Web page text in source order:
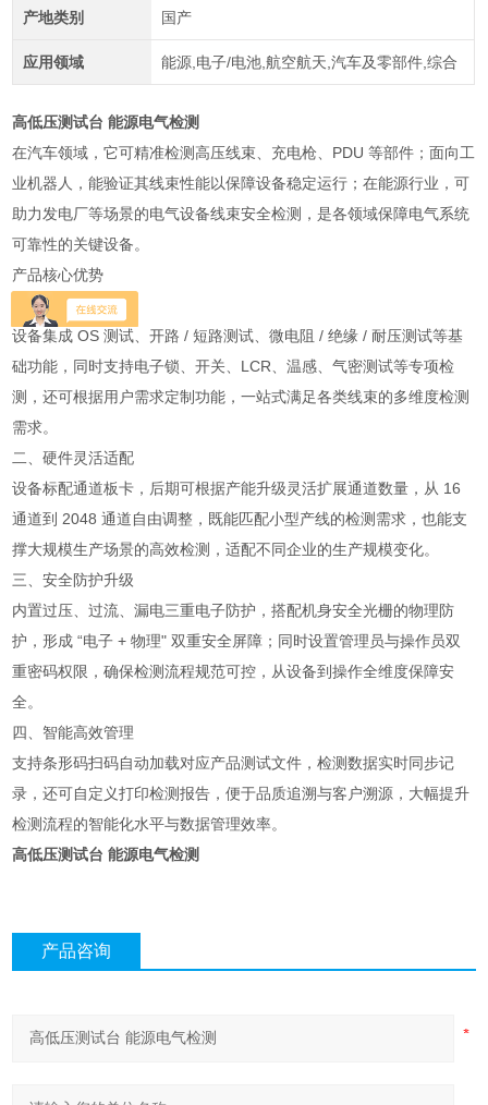
产地类别 国产
应用领域 能源,电子/电池,航空航天,汽车及零部件,综合
高低压测试台 能源电气检测
在汽车领域，它可精准检测高压线束、充电枪、PDU 等部件；面向工
业机器人，能验证其线束性能以保障设备稳定运行；在能源行业，可
助力发电厂等场景的电气设备线束安全检测，是各领域保障电气系统
可靠性的关键设备。
产品核心优势
一、功能覆盖全面
设备集成 OS 测试、开路 / 短路测试、微电阻 / 绝缘 / 耐压测试等基
础功能，同时支持电子锁、开关、LCR、温感、气密测试等专项检
测，还可根据用户需求定制功能，一站式满足各类线束的多维度检测
需求。
二、硬件灵活适配
设备标配通道板卡，后期可根据产能升级灵活扩展通道数量，从 16
通道到 2048 通道自由调整，既能匹配小型产线的检测需求，也能支
撑大规模生产场景的高效检测，适配不同企业的生产规模变化。
三、安全防护升级
内置过压、过流、漏电三重电子防护，搭配机身安全光栅的物理防
护，形成 “电子 + 物理" 双重安全屏障；同时设置管理员与操作员双
重密码权限，确保检测流程规范可控，从设备到操作全维度保障安
全。
四、智能高效管理
支持条形码扫码自动加载对应产品测试文件，检测数据实时同步记
录，还可自定义打印检测报告，便于品质追溯与客户溯源，大幅提升
检测流程的智能化水平与数据管理效率。
高低压测试台 能源电气检测
产品咨询